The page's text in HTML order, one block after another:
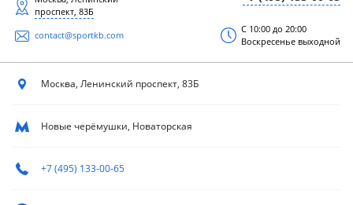
проспект, 83Б
contact@sportkb.com
С 10:00 до 20:00
Воскресенье выходной
Москва, Ленинский проспект, 83Б
Новые черёмушки, Новаторская
+7 (495) 133-00-65